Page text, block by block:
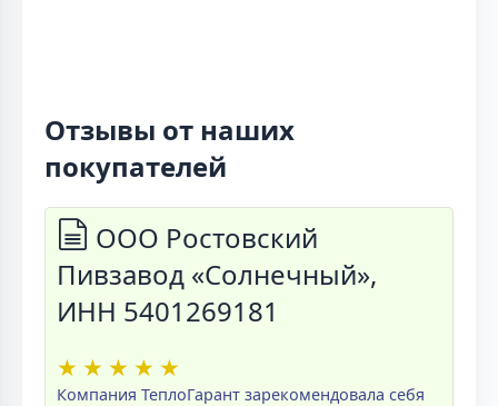
Отзывы от наших
покупателей
ООО Ростовский
Пивзавод «Солнечный»,
ИНН 5401269181
★ ★ ★ ★ ★
Компания ТеплоГарант зарекомендовала себя